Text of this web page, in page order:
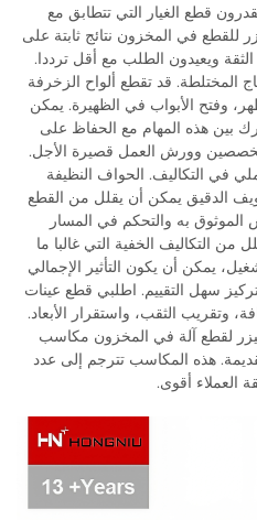
قطع الغيار التي تتطابق مع
للقطع في المخزون نتائج ثابتة على
ويعيدون الطلب مع أقل ترددا.
المختلطة. قد تقطع ألواح الزخرفة
وفتح الأبواب في الظهيرة. يمكن
بين هذه المهام مع الحفاظ على
وورش العمل قصيرة الأجل.
في التكاليف. الحواف النظيفة
الدقيق يمكن أن يقلل من القطع
به والتحكم في المسار
من التكاليف الخفية التي غالبا ما
يمكن أن يكون التأثير الإجمالي
سهل التقييم. اطلبي قطع عينات
وتقريب الثقب، واستقرار الأبعاد.
لقطع آلة في المخزون مكاسب
هذه المكاسب تترجم إلى عدد
العملاء أقوى.